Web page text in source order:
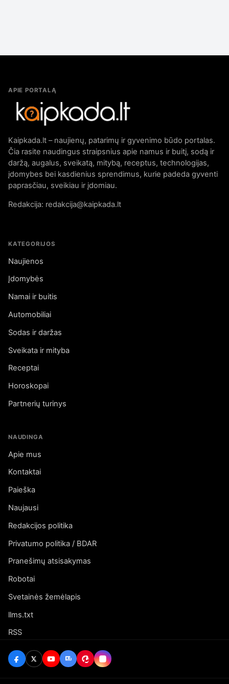
APIE PORTALĄ
Kaipkada.lt – naujienų, patarimų ir gyvenimo būdo portalas.
Čia rasite naudingus straipsnius apie namus ir buitį, sodą ir
daržą, augalus, sveikatą, mitybą, receptus, technologijas,
įdomybes bei kasdienius sprendimus, kurie padeda gyventi
paprasčiau, sveikiau ir įdomiau.
Redakcija: redakcija@kaipkada.lt
KATEGORIJOS
Naujienos
Įdomybės
Namai ir buitis
Automobiliai
Sodas ir daržas
Sveikata ir mityba
Receptai
Horoskopai
Partnerių turinys
NAUDINGA
Apie mus
Kontaktai
Paieška
Naujausi
Redakcijos politika
Privatumo politika / BDAR
Pranešimų atsisakymas
Robotai
Svetainės žemėlapis
llms.txt
RSS